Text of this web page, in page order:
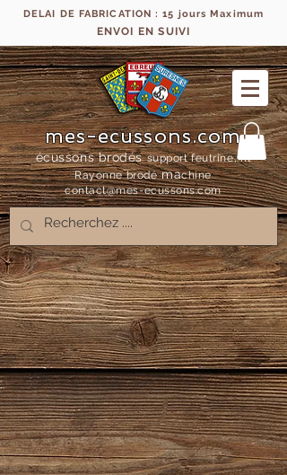
DELAI DE FABRICATION : 15 jours Maximum
ENVOI EN SUIVI
mes-ecussons.com
écussons brodés support feutrine, fil
Rayonne brodémachine
contact@mes-ecussons.com